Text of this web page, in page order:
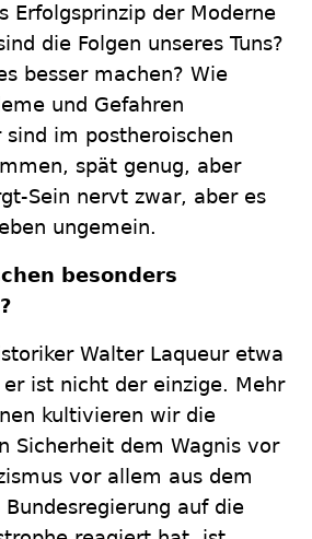
Erfolgsprinzip der Moderne
die Folgen unseres Tuns?
besser machen? Wie
und Gefahren
im postheroischen
spät genug, aber
Sein nervt zwar, aber es
ungemein.
besonders
Walter Laqueur etwa
ist nicht der einzige. Mehr
kultivieren wir die
Sicherheit dem Wagnis vor
vor allem aus dem
auf die